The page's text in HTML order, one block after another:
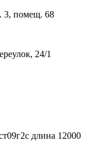
3, помещ. 68
24/1
длина 12000